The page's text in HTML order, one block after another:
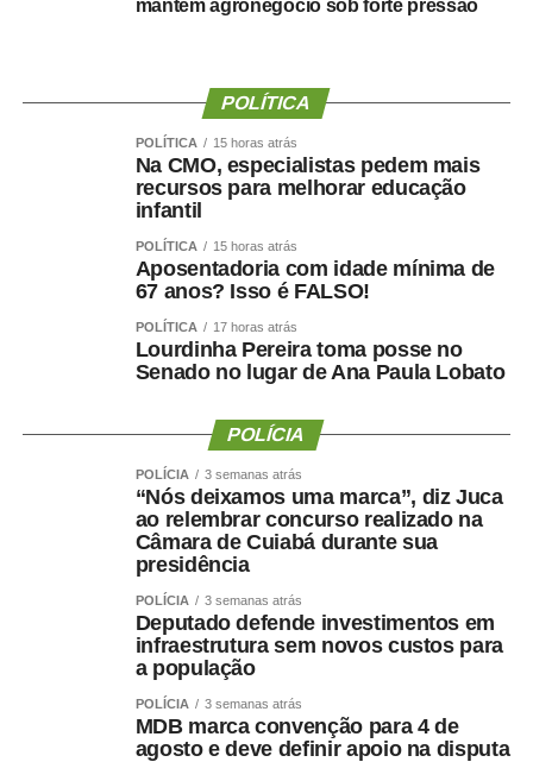
— Defendemos uma educação pública gratuita e de
Na visão do professor Fábio Hoffmann Pereira,
pesquisador da Universidade Federal de Alagoas (Ufal) e
representante da Campanha Nacional pelo Direito à
Educação, o debate sobre o gasto público para uma
educação infantil de qualidade passa, necessariamente,
pelo entendimento de que a educação é um direito social
e um dever do estado.
— Pensar o financiamento de creches e da educação
infantil é criar condições concretas para que o Estado
qualidade — disse o professor.
A coordenadora do Movimento Somos Todas
Professoras, Berta Lúcia Souza Lima, disse que quem
atua “no chão da creche” sabe da necessidade de mais
recursos para a educação infantil. Segundo ela, o desafio
do movimento é cobrar a implementação da
, que reconhece os professores da educação
infantil como profissionais do magistério público.
— A educação infantil é a que precisa de mais recursos,
pois demanda mais profissionais, alimentação mais
mantém agronegócio sob forte pressão
POLÍTICA
POLÍTICA 15 horas atrás
Na CMO, especialistas pedem mais
recursos para melhorar educação
infantil
POLÍTICA 15 horas atrás
Aposentadoria com idade mínima de
67 anos? Isso é FALSO!
POLÍTICA 17 horas atrás
Lourdinha Pereira toma posse no
Senado no lugar de Ana Paula Lobato
POLÍCIA
POLÍCIA 3 semanas atrás
“Nós deixamos uma marca”, diz Juca
ao relembrar concurso realizado na
Câmara de Cuiabá durante sua
presidência
POLÍCIA 3 semanas atrás
Deputado defende investimentos em
infraestrutura sem novos custos para
a população
POLÍCIA 3 semanas atrás
MDB marca convenção para 4 de
agosto e deve definir apoio na disputa